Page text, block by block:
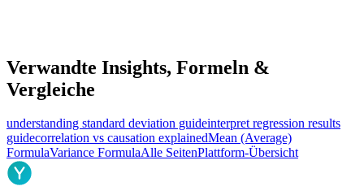
Verwandte Insights, Formeln &
Vergleiche
understanding standard deviation guideinterpret regression results
guidecorrelation vs causation explainedMean (Average)
FormulaVariance FormulaAlle SeitenPlattform-Übersicht